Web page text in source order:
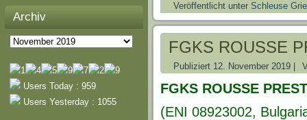
Archiv
Archiv
Users Today : 959
Users Yesterday : 1055
Veröffentlicht unter Schleuse
FGKS ROUSSE
Publiziert 12. November 2019
FGKS ROUSSE
(ENI 08923002,